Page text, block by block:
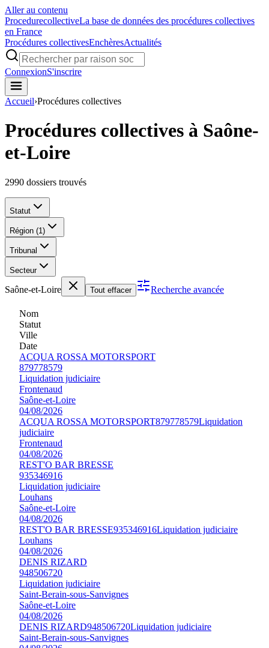
Aller au contenu
ProcedurecollectiveLa base de données des procédures collectives
en France
Procédures collectivesEnchèresActualités
ConnexionS'inscrire
Accueil›Procédures collectives
Procédures collectives à Saône-
et-Loire
2990 dossiers trouvés
Statut
Région (1)
Tribunal
Secteur
Saône-et-Loire Tout effacer Recherche avancée
Nom
Statut
Ville
Date
ACQUA ROSSA MOTORSPORT
879778579
Liquidation judiciaire
Frontenaud
Saône-et-Loire
04/08/2026
ACQUA ROSSA MOTORSPORT879778579Liquidation
judiciaire
Frontenaud
04/08/2026
REST'O BAR BRESSE
935346916
Liquidation judiciaire
Louhans
Saône-et-Loire
04/08/2026
REST'O BAR BRESSE935346916Liquidation judiciaire
Louhans
04/08/2026
DENIS RIZARD
948506720
Liquidation judiciaire
Saint-Berain-sous-Sanvignes
Saône-et-Loire
04/08/2026
DENIS RIZARD948506720Liquidation judiciaire
Saint-Berain-sous-Sanvignes